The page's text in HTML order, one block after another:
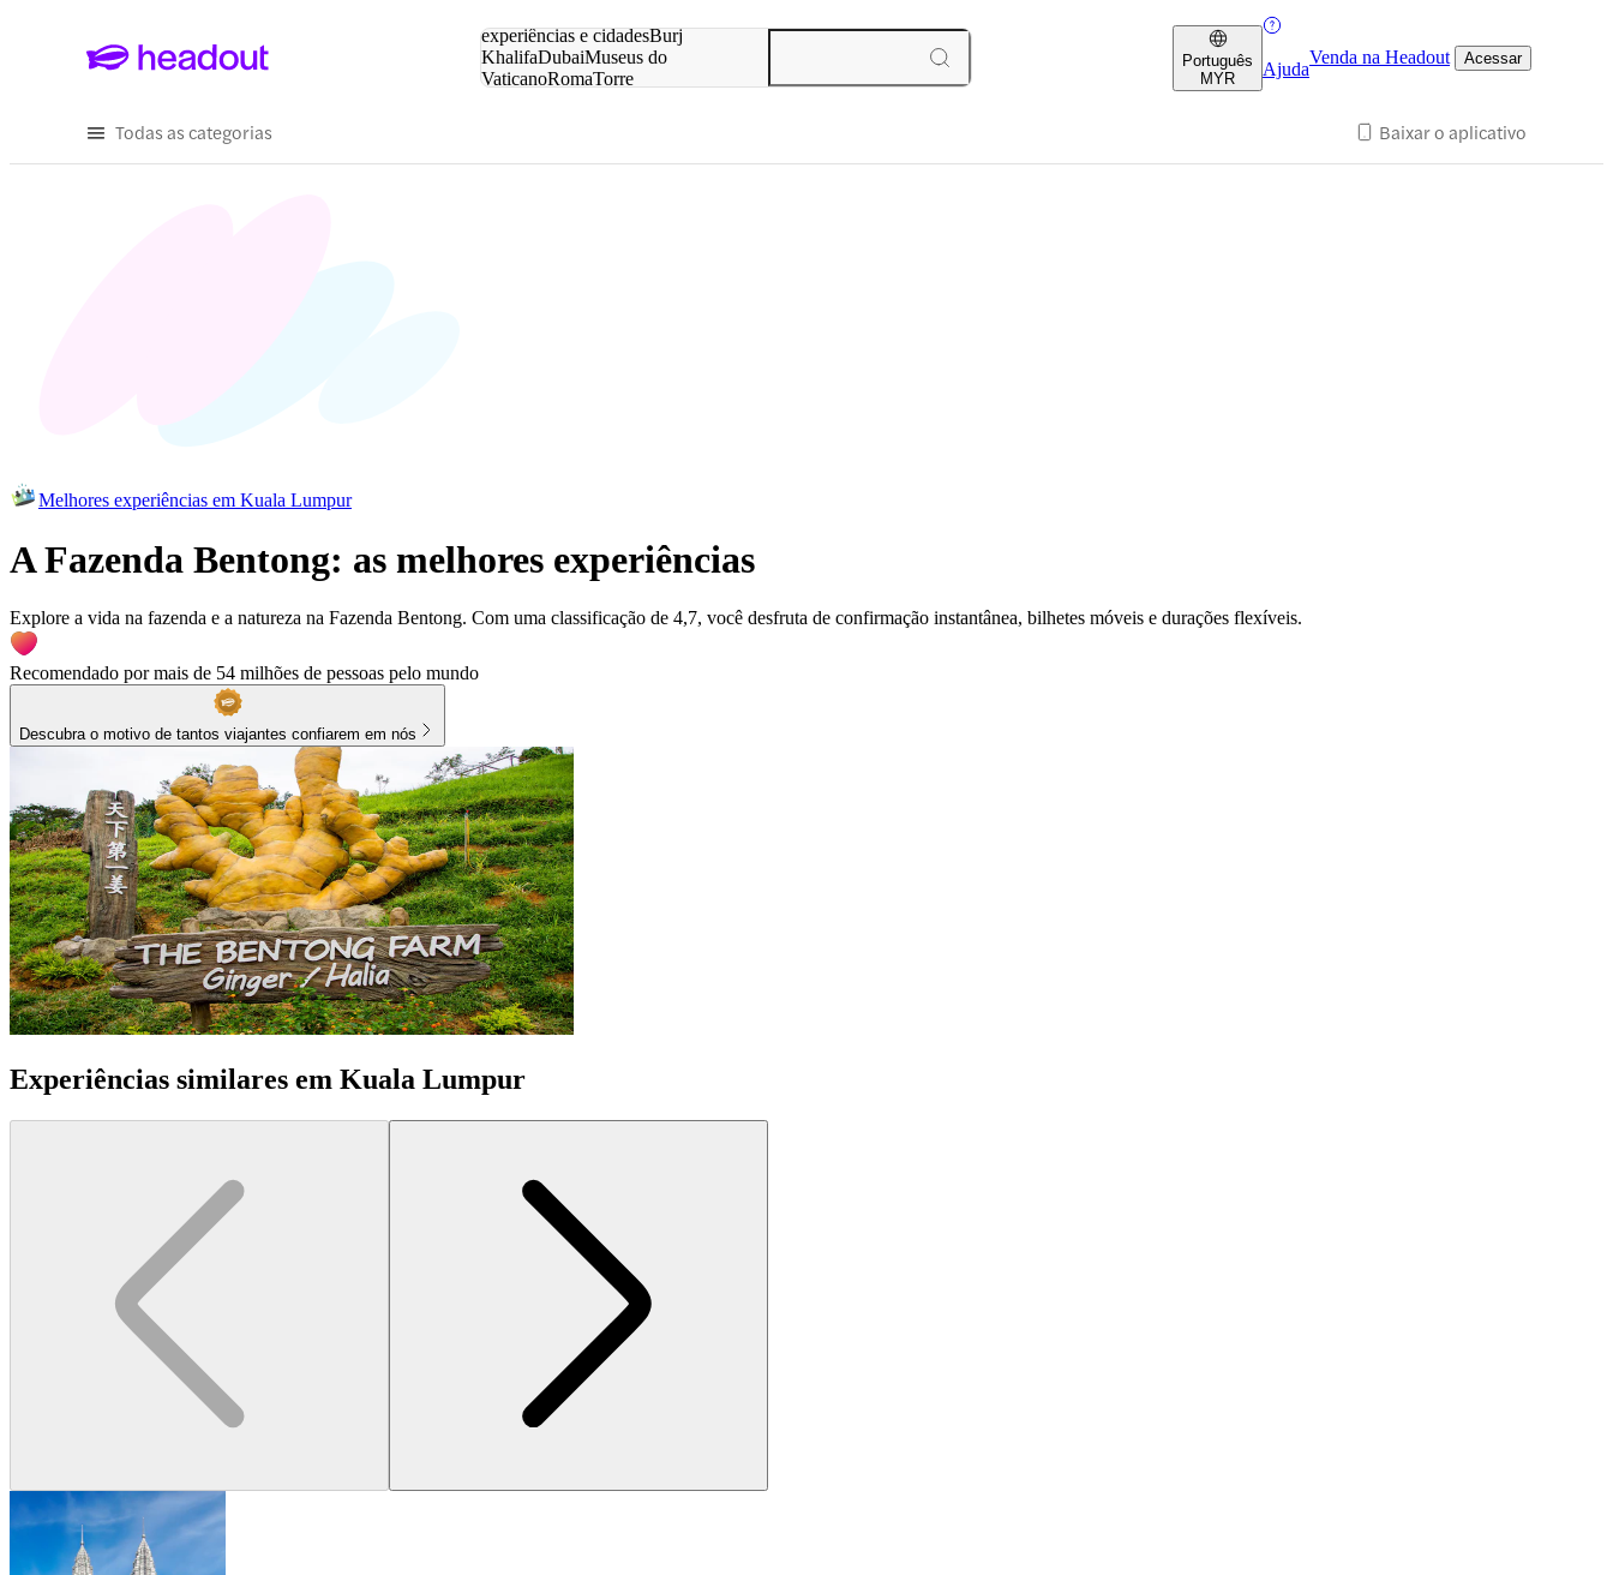
experiências e cidadesBurj
KhalifaDubaiMuseus do
VaticanoRomaTorre
Português
MYR
Ajuda
Venda na Headout Acessar
Todas as categorias Baixar o aplicativo
Melhores experiências em Kuala Lumpur
A Fazenda Bentong: as melhores experiências
Explore a vida na fazenda e a natureza na Fazenda Bentong. Com uma classificação de 4,7, você desfruta de confirmação instantânea, bilhetes móveis e durações flexíveis.
Recomendado por mais de 54 milhões de pessoas pelo mundo
Descubra o motivo de tantos viajantes confiarem em nós
Experiências similares em Kuala Lumpur